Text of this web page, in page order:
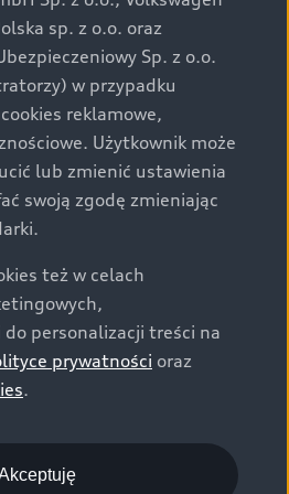
ceny, wyposażenia i
w umowie sprzedaży, a
zawiera
typu pojazdu. Zastrzegamy
pomyłek. Wszelkie informacje
są aktualne na dzień ich
najnowszych
się z Partnerem Marki
obecnie samochody marki Audi
spełniających pod
i recyklingu wymagania
22628 i są zgodne z
homologacji wydanymi wg
zapewnienia wszystkim
marki Volkswagen sieci
sp. z o.o. oraz
Sp. z o.o.
w przypadku
reklamowe,
Użytkownik może
lub zmienić ustawienia
swoją zgodę zmieniając
też w celach
do personalizacji treści na
prywatności oraz
.